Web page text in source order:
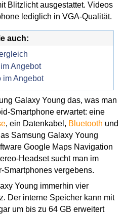
Blitzlicht ausgestattet. Videos
lediglich in VGA-Qualität.
auch:
Angebot
im Angebot
Galaxy Young das, was man
Smartphone erwartet: eine
, ein Datenkabel, Bluetooth und
Samsung Galaxy Young
Google Maps Navigation
Headset sucht man im
Smartphones vergebens.
Young immerhin vier
Der interne Speicher kann mit
um bis zu 64 GB erweitert